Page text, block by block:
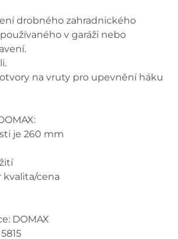
drobného zahradnického
v garáži nebo
otvory na vruty pro upevnění háku
je 260 mm
kvalita/cena
DOMAX